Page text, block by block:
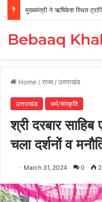
मुख्यमंत्री ने ऋषिकेश स्थित
Bebaaq
Home /राज्य /उत्तराखंड
उत्तराखंड धर्म/संस्कृति
श्री दरबार
चला दर्शनों व
March 31, 2024 0